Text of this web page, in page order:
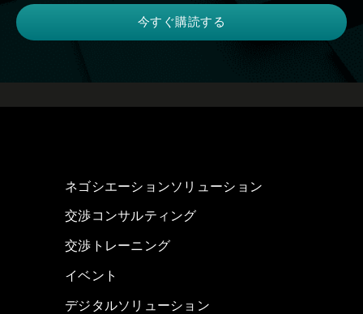
ネゴシエーションソリューション
交渉コンサルティング
交渉トレーニング
イベント
デジタルソリューション